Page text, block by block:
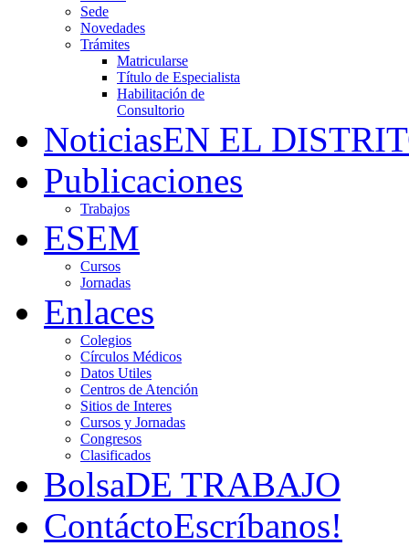
Sede
Novedades
Trámites
Matricularse
Título de Especialista
Habilitación de
Consultorio
NoticiasEN EL
Publicaciones
Trabajos
ESEM
Cursos
Jornadas
Enlaces
Colegios
Círculos Médicos
Datos Utiles
Centros de Atención
Sitios de Interes
Cursos y Jornadas
Congresos
Clasificados
BolsaDE TRABAJO
ContáctoEscríbanos!